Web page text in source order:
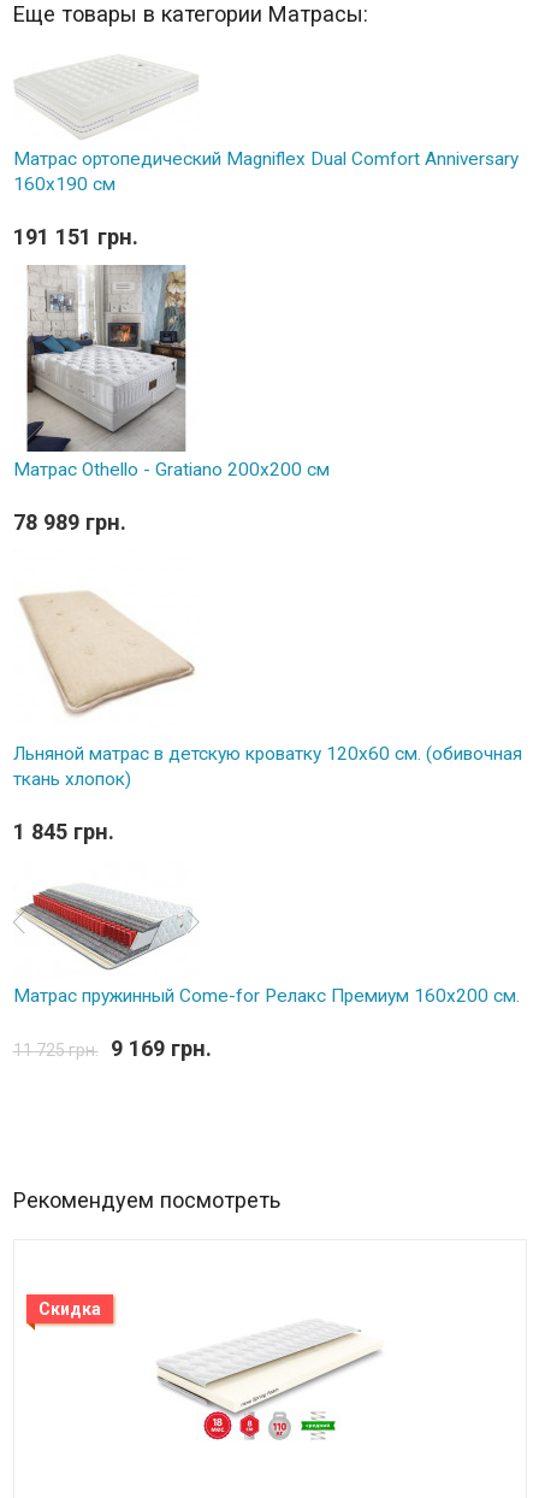
Еще товары в категории Матрасы:
Матрас ортопедический Magniflex Dual Comfort Anniversary
160х190 см
191 151 грн.
Матрас Othello - Gratiano 200х200 см
78 989 грн.
Льняной матрас в детскую кроватку 120х60 см. (обивочная
ткань хлопок)
1 845 грн.
Матрас пружинный Come-for Релакс Премиум 160х200 см.
11 725 грн. 9 169 грн.
Рекомендуем посмотреть
Скидка